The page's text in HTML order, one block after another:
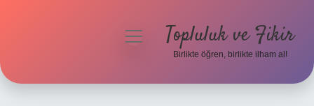
menüyüTopluluk ve Fikir
Birlikte öğren, birlikte ilham al!